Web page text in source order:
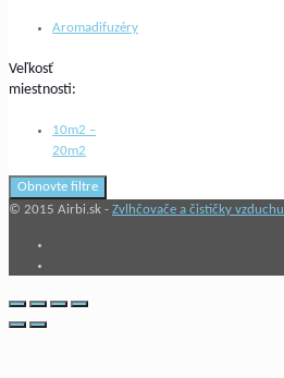
Aromadifuzéry
Veľkosť
miestnosti:
10m2 –
20m2
Obnovte filtre
© 2015 Airbi.sk - Zvlhčovače a čističky vzduchu